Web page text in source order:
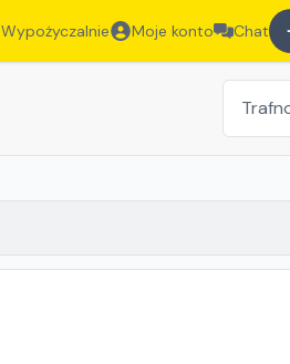
Wypożyczalnie Moje konto Chat